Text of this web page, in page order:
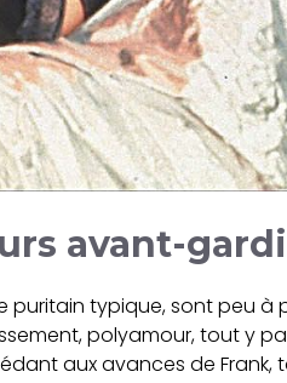
avant-
puritain typique, sont peu
polyamour, tout y
aux avances de Frank,